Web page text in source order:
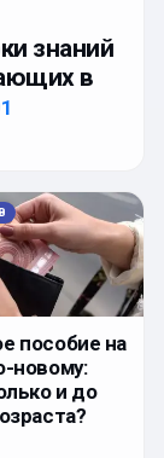
знаний
в
пособие на
новому:
и до